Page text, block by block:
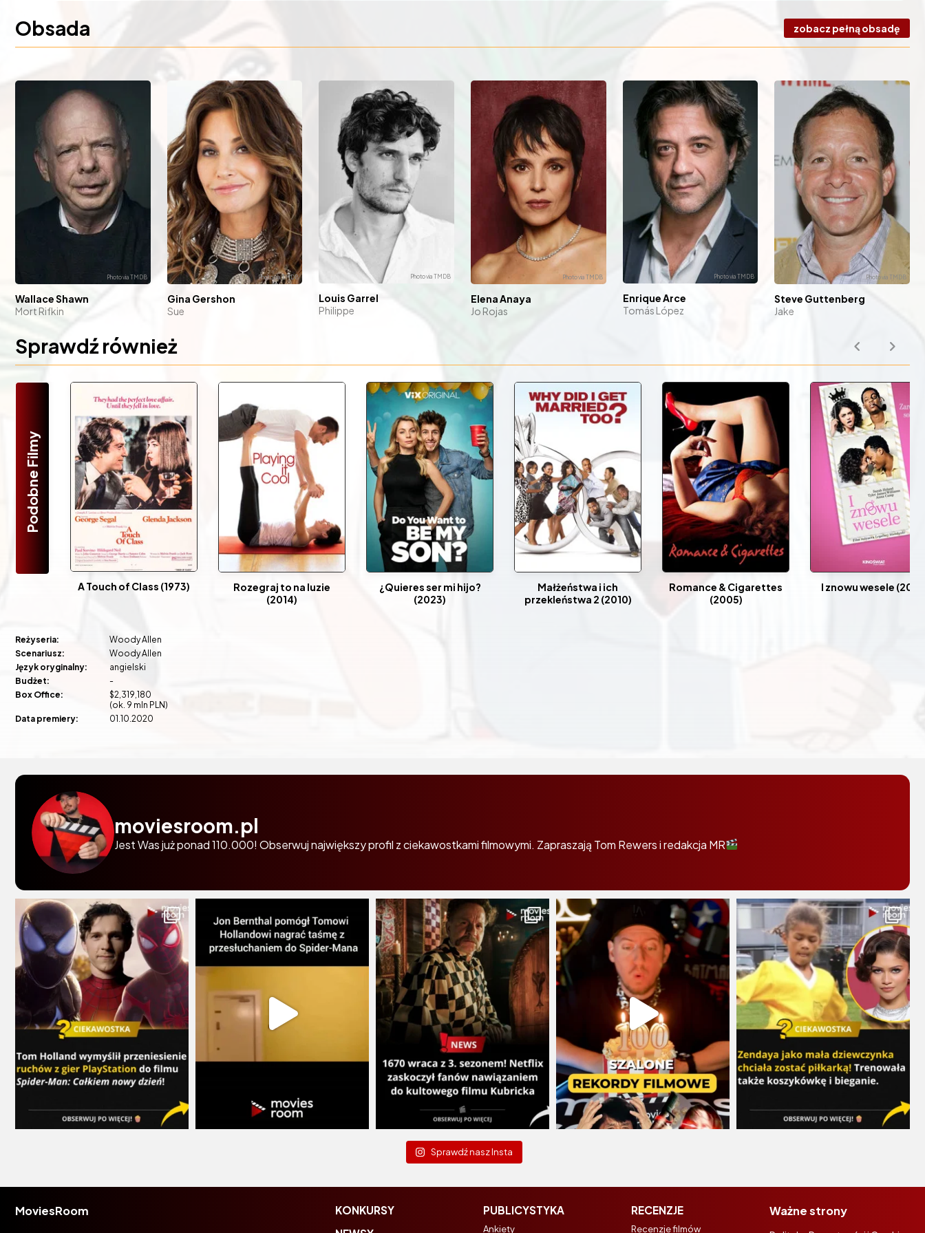
Obsada zobacz pełną obsadę
Wallace Shawn
Mort Rifkin
Gina Gershon
Sue
Louis Garrel
Philippe
Elena Anaya
Jo Rojas
Enrique Arce
Tomás López
Steve Guttenberg
Jake
Sprawdź również
Podobne Filmy
A Touch of Class (1973)
Rozegraj to na luzie
(2014)
¿Quieres ser mi hijo?
(2023)
Małżeństwa i ich
przekleństwa 2 (2010)
Romance & Cigarettes
(2005)
I znowu wesele
Reżyseria:
Woody Allen
Scenariusz:
Woody Allen
Język oryginalny:
angielski
Budżet:
-
Box Office:
$2,319,180
(ok. 9 mln PLN)
Data premiery:
01.10.2020
moviesroom.pl
Jest Was już ponad 110.000! Obserwuj największy profil z ciekawostkami filmowymi. Zapraszają Tom Rewers i redakcja MR
Sprawdź nasz Insta
MoviesRoom
KONKURSY
PUBLICYSTYKA
Ankiety
RECENZJE
Recenzje filmów
Ważne strony